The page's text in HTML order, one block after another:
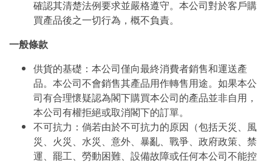
確認其清楚法例要求並嚴格遵守。本公司對於客戶購
買產品後之一切行為，概不負責。
一般條款
供貨的基礎：本公司僅向最終消費者銷售和運送產
品。本公司不會銷售其產品用作轉售用途。如果本公
司有合理懷疑認為閣下購買本公司的產品並非自用，
本公司有權拒絕或取消閣下的訂單。
不可抗力：倘若由於不可抗力的原因（包括天災、風
災、火災、水災、意外、暴亂、戰爭、政府政策、禁
運、罷工、勞動困難、設備故障或任何本公司不能控